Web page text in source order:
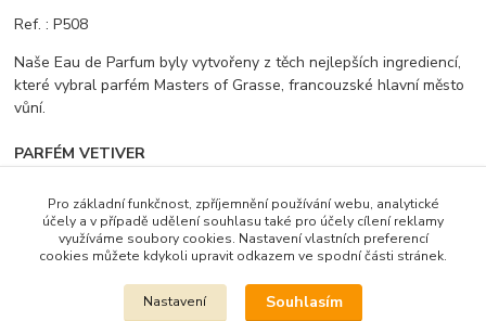
Ref. :P508
Naše Eau de Parfum byly vytvořeny z těch nejlepších ingrediencí,
které vybral parfém Masters of Grasse, francouzské hlavní město
vůní.
PARFÉM VETIVER
OBJEM50ml
Zboží zařazeno v kategoriích
Pro základní funkčnost, zpříjemnění používání webu, analytické
účely a v případě udělení souhlasu také pro účely cílení reklamy
využíváme soubory cookies. Nastavení vlastních preferencí
cookies můžete kdykoli upravit odkazem ve spodní části stránek.
Nastavení Souhlasím